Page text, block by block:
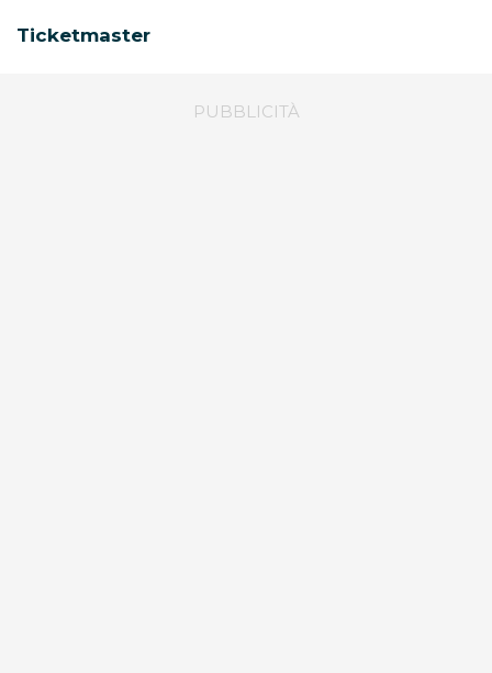
Ticketmaster